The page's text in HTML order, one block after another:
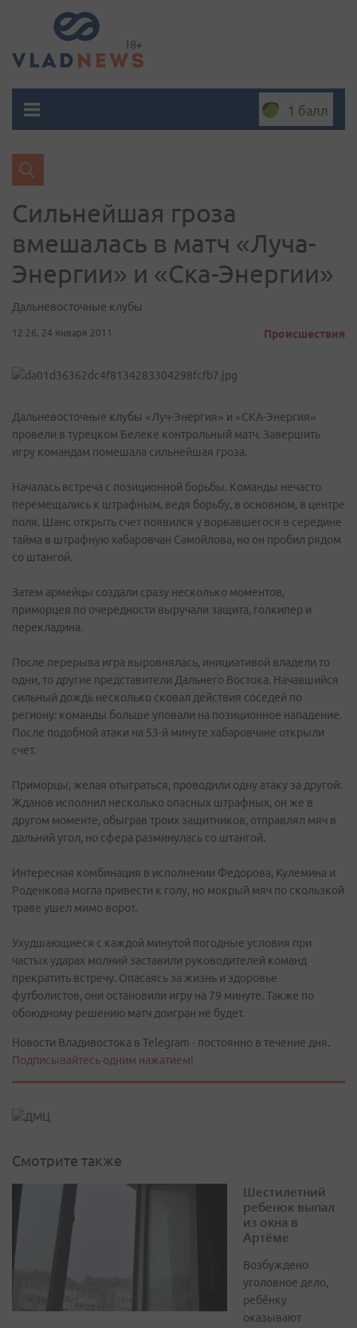
1 балл
Сильнейшая гроза
вмешалась в матч «Луча-
Энергии» и «Ска-Энергии»
Дальневосточные клубы
12:26, 24 января 2011 Происшествия
Дальневосточные клубы «Луч-Энергия» и «СКА-Энергия»
провели в турецком Белеке контрольный матч. Завершить
игру командам помешала сильнейшая гроза.
Началась встреча с позиционной борьбы. Команды нечасто
перемещались к штрафным, ведя борьбу, в основном, в центре
поля. Шанс открыть счет появился у ворвавшегося в середине
тайма в штрафную хабаровчан Самойлова, но он пробил рядом
со штангой.
Затем армейцы создали сразу несколько моментов,
приморцев по очередности выручали защита, голкипер и
перекладина.
После перерыва игра выровнялась, инициативой владели то
одни, то другие представители Дальнего Востока. Начавшийся
сильный дождь несколько сковал действия соседей по
региону: команды больше уповали на позиционное нападение.
После подобной атаки на 53-й минуте хабаровчане открыли
счет.
Приморцы, желая отыграться, проводили одну атаку за другой:
Жданов исполнил несколько опасных штрафных, он же в
другом моменте, обыграв троих защитников, отправлял мяч в
дальний угол, но сфера разминулась со штангой.
Интересная комбинация в исполнении Федорова, Кулемина и
Роденкова могла привести к голу, но мокрый мяч по скользкой
траве ушел мимо ворот.
Ухудшающиеся с каждой минутой погодные условия при
частых ударах молний заставили руководителей команд
прекратить встречу. Опасаясь за жизнь и здоровье
футболистов, они остановили игру на 79 минуте. Также по
обоюдному решению матч доигран не будет.
Новости Владивостока в Telegram - постоянно в течение дня.
Подписывайтесь одним нажатием!
Смотрите также
Шестилетний
ребенок выпал
из окна в
Артёме
Возбуждено
уголовное дело,
ребёнку
оказывают